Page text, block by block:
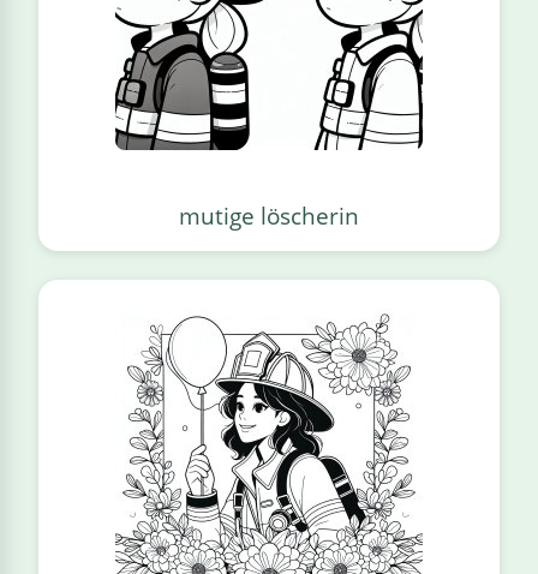
mutige löscherin